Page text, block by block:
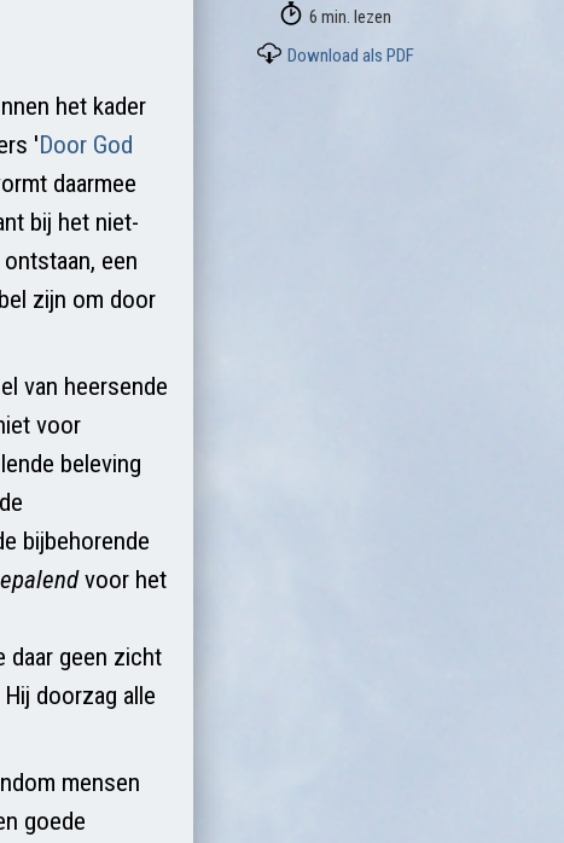
het kader
'Door God
daarmee
bij het niet-
een
zijn om door
van heersende
voor
beleving
bijbehorende
voor het
daar geen zicht
doorzag alle
mensen
goede
6 min. lezen
Download als PDF